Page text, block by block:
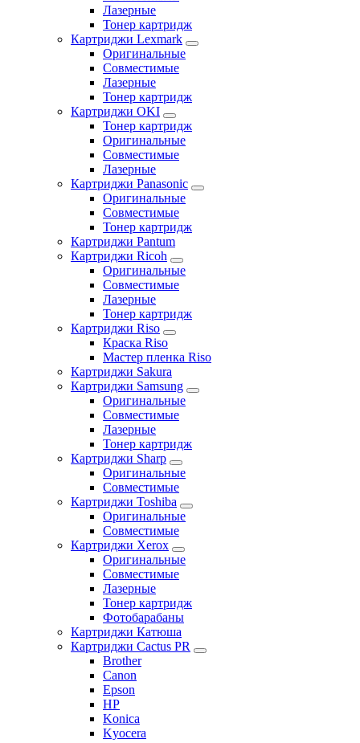
Лазерные
Тонер картридж
Картриджи Lexmark
Оригинальные
Совместимые
Лазерные
Тонер картридж
Картриджи OKI
Тонер картридж
Оригинальные
Совместимые
Лазерные
Картриджи Panasonic
Оригинальные
Совместимые
Тонер картридж
Картриджи Pantum
Картриджи Ricoh
Оригинальные
Совместимые
Лазерные
Тонер картридж
Картриджи Riso
Краска Riso
Мастер пленка Riso
Картриджи Sakura
Картриджи Samsung
Оригинальные
Совместимые
Лазерные
Тонер картридж
Картриджи Sharp
Оригинальные
Совместимые
Картриджи Toshiba
Оригинальные
Совместимые
Картриджи Xerox
Оригинальные
Совместимые
Лазерные
Тонер картридж
Фотобарабаны
Картриджи Катюша
Картриджи Cactus PR
Brother
Canon
Epson
HP
Konica
Kyocera